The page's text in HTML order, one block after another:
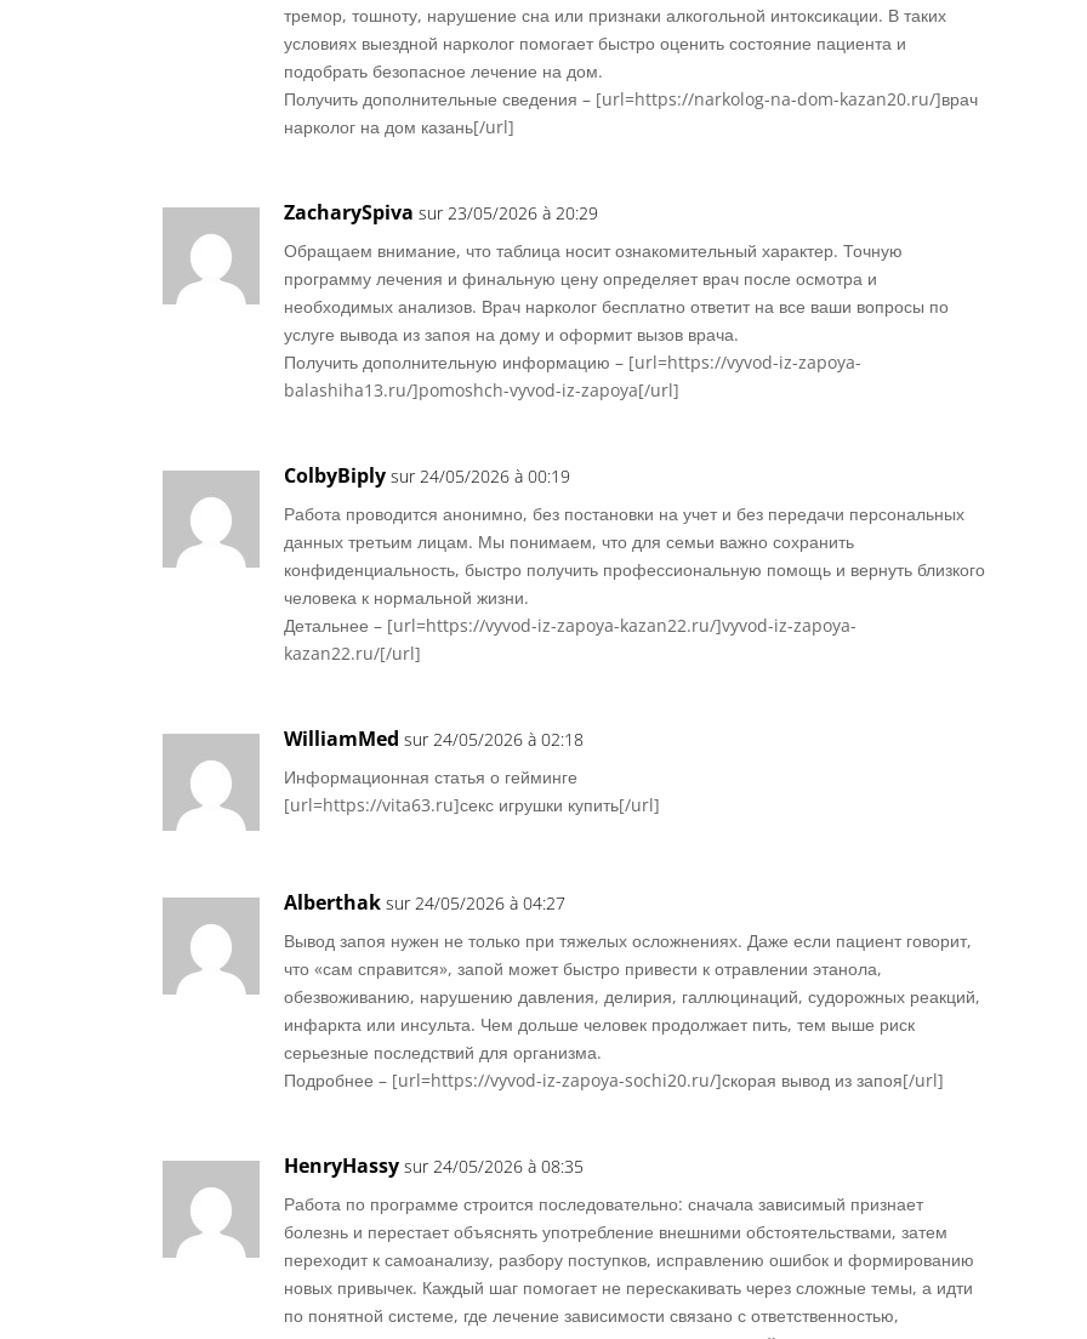
тремор, тошноту, нарушение сна или признаки алкогольной интоксикации. В таких
условиях выездной нарколог помогает быстро оценить состояние пациента и
подобрать безопасное лечение на дом.
Получить дополнительные сведения – [url=https://narkolog-na-dom-kazan20.ru/]врач
нарколог на дом казань[/url]
ZacharySpiva sur 23/05/2026 à 20:29
Обращаем внимание, что таблица носит ознакомительный характер. Точную
программу лечения и финальную цену определяет врач после осмотра и
необходимых анализов. Врач нарколог бесплатно ответит на все ваши вопросы по
услуге вывода из запоя на дому и оформит вызов врача.
Получить дополнительную информацию – [url=https://vyvod-iz-zapoya-
balashiha13.ru/]pomoshch-vyvod-iz-zapoya[/url]
ColbyBiply sur 24/05/2026 à 00:19
Работа проводится анонимно, без постановки на учет и без передачи персональных
данных третьим лицам. Мы понимаем, что для семьи важно сохранить
конфиденциальность, быстро получить профессиональную помощь и вернуть близкого
человека к нормальной жизни.
Детальнее – [url=https://vyvod-iz-zapoya-kazan22.ru/]vyvod-iz-zapoya-
kazan22.ru/[/url]
WilliamMed sur 24/05/2026 à 02:18
Информационная статья о гейминге
[url=https://vita63.ru]секс игрушки купить[/url]
Alberthak sur 24/05/2026 à 04:27
Вывод запоя нужен не только при тяжелых осложнениях. Даже если пациент говорит,
что «сам справится», запой может быстро привести к отравлении этанола,
обезвоживанию, нарушению давления, делирия, галлюцинаций, судорожных реакций,
инфаркта или инсульта. Чем дольше человек продолжает пить, тем выше риск
серьезные последствий для организма.
Подробнее – [url=https://vyvod-iz-zapoya-sochi20.ru/]скорая вывод из запоя[/url]
HenryHassy sur 24/05/2026 à 08:35
Работа по программе строится последовательно: сначала зависимый признает
болезнь и перестает объяснять употребление внешними обстоятельствами, затем
переходит к самоанализу, разбору поступков, исправлению ошибок и формированию
новых привычек. Каждый шаг помогает не перескакивать через сложные темы, а идти
по понятной системе, где лечение зависимости связано с ответственностью,